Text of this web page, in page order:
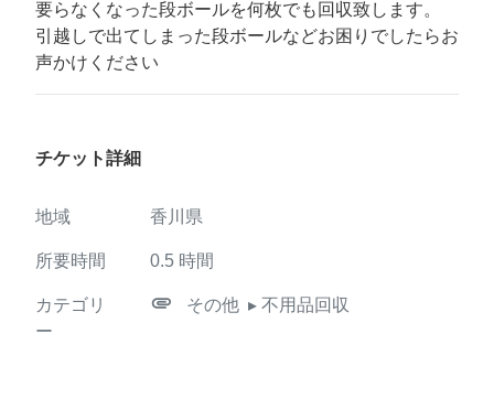
要らなくなった段ボールを何枚でも回収致します。
引越しで出てしまった段ボールなどお困りでしたらお
声かけください
チケット詳細
地域 香川県
所要時間 0.5 時間
カテゴリ
ー
attachment その他 ▸ 不用品回収